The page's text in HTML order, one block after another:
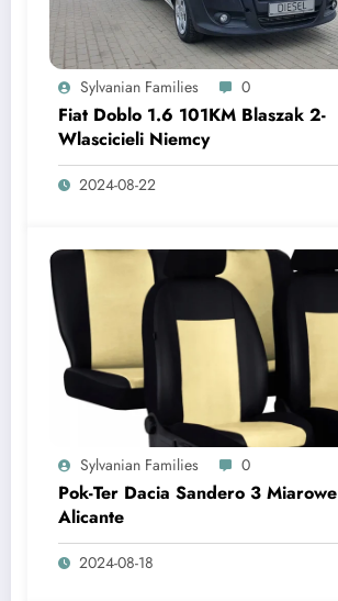
Sylvanian Families 0
Fiat Doblo 1.6 101KM Blaszak 2-
Wlascicieli Niemcy
2024-08-22
Sylvanian Families 0
Pok-Ter Dacia Sandero 3 Miarowe
Alicante
2024-08-18